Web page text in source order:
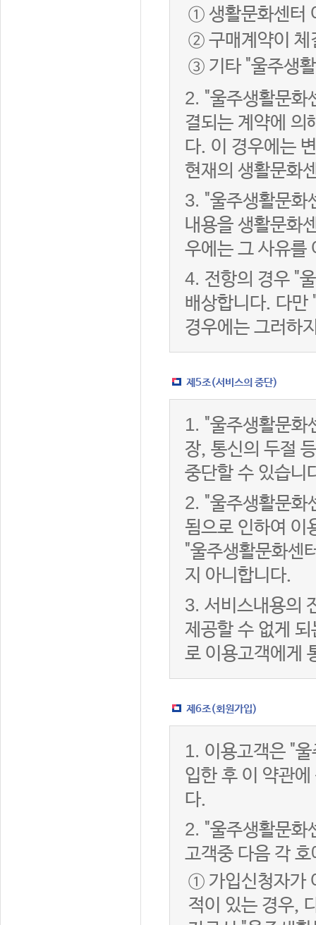
① 생활문화센터
② 구매계약이 체
③ 기타 "울주생
2. "울주생활문화
결되는 계약에 의
다. 이 경우에는
현재의 생활문화
3. "울주생활문화
내용을 생활문화
우에는 그 사유를
4. 전항의 경우 "
배상합니다. 다만
경우에는 그러하
제5조(서비스의 중단)
1. "울주생활문화
장, 통신의 두절
중단할 수 있습니
2. "울주생활문화
됨으로 인하여 이
"울주생활문화센
지 아니합니다.
3. 서비스내용의
제공할 수 없게
로 이용고객에게
제6조(회원가입)
1. 이용고객은 "
입한 후 이 약관
다.
2. "울주생활문화
고객중 다음 각
① 가입신청자가
적이 있는 경우,